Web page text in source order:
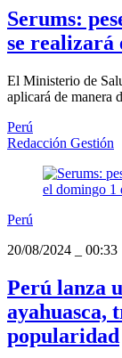
Serums:
se realizará
El Ministerio de
aplicará de manera
Perú
Redacción Gestión
Perú
20/08/2024
00:33
Perú lanza
ayahuasca,
popularidad